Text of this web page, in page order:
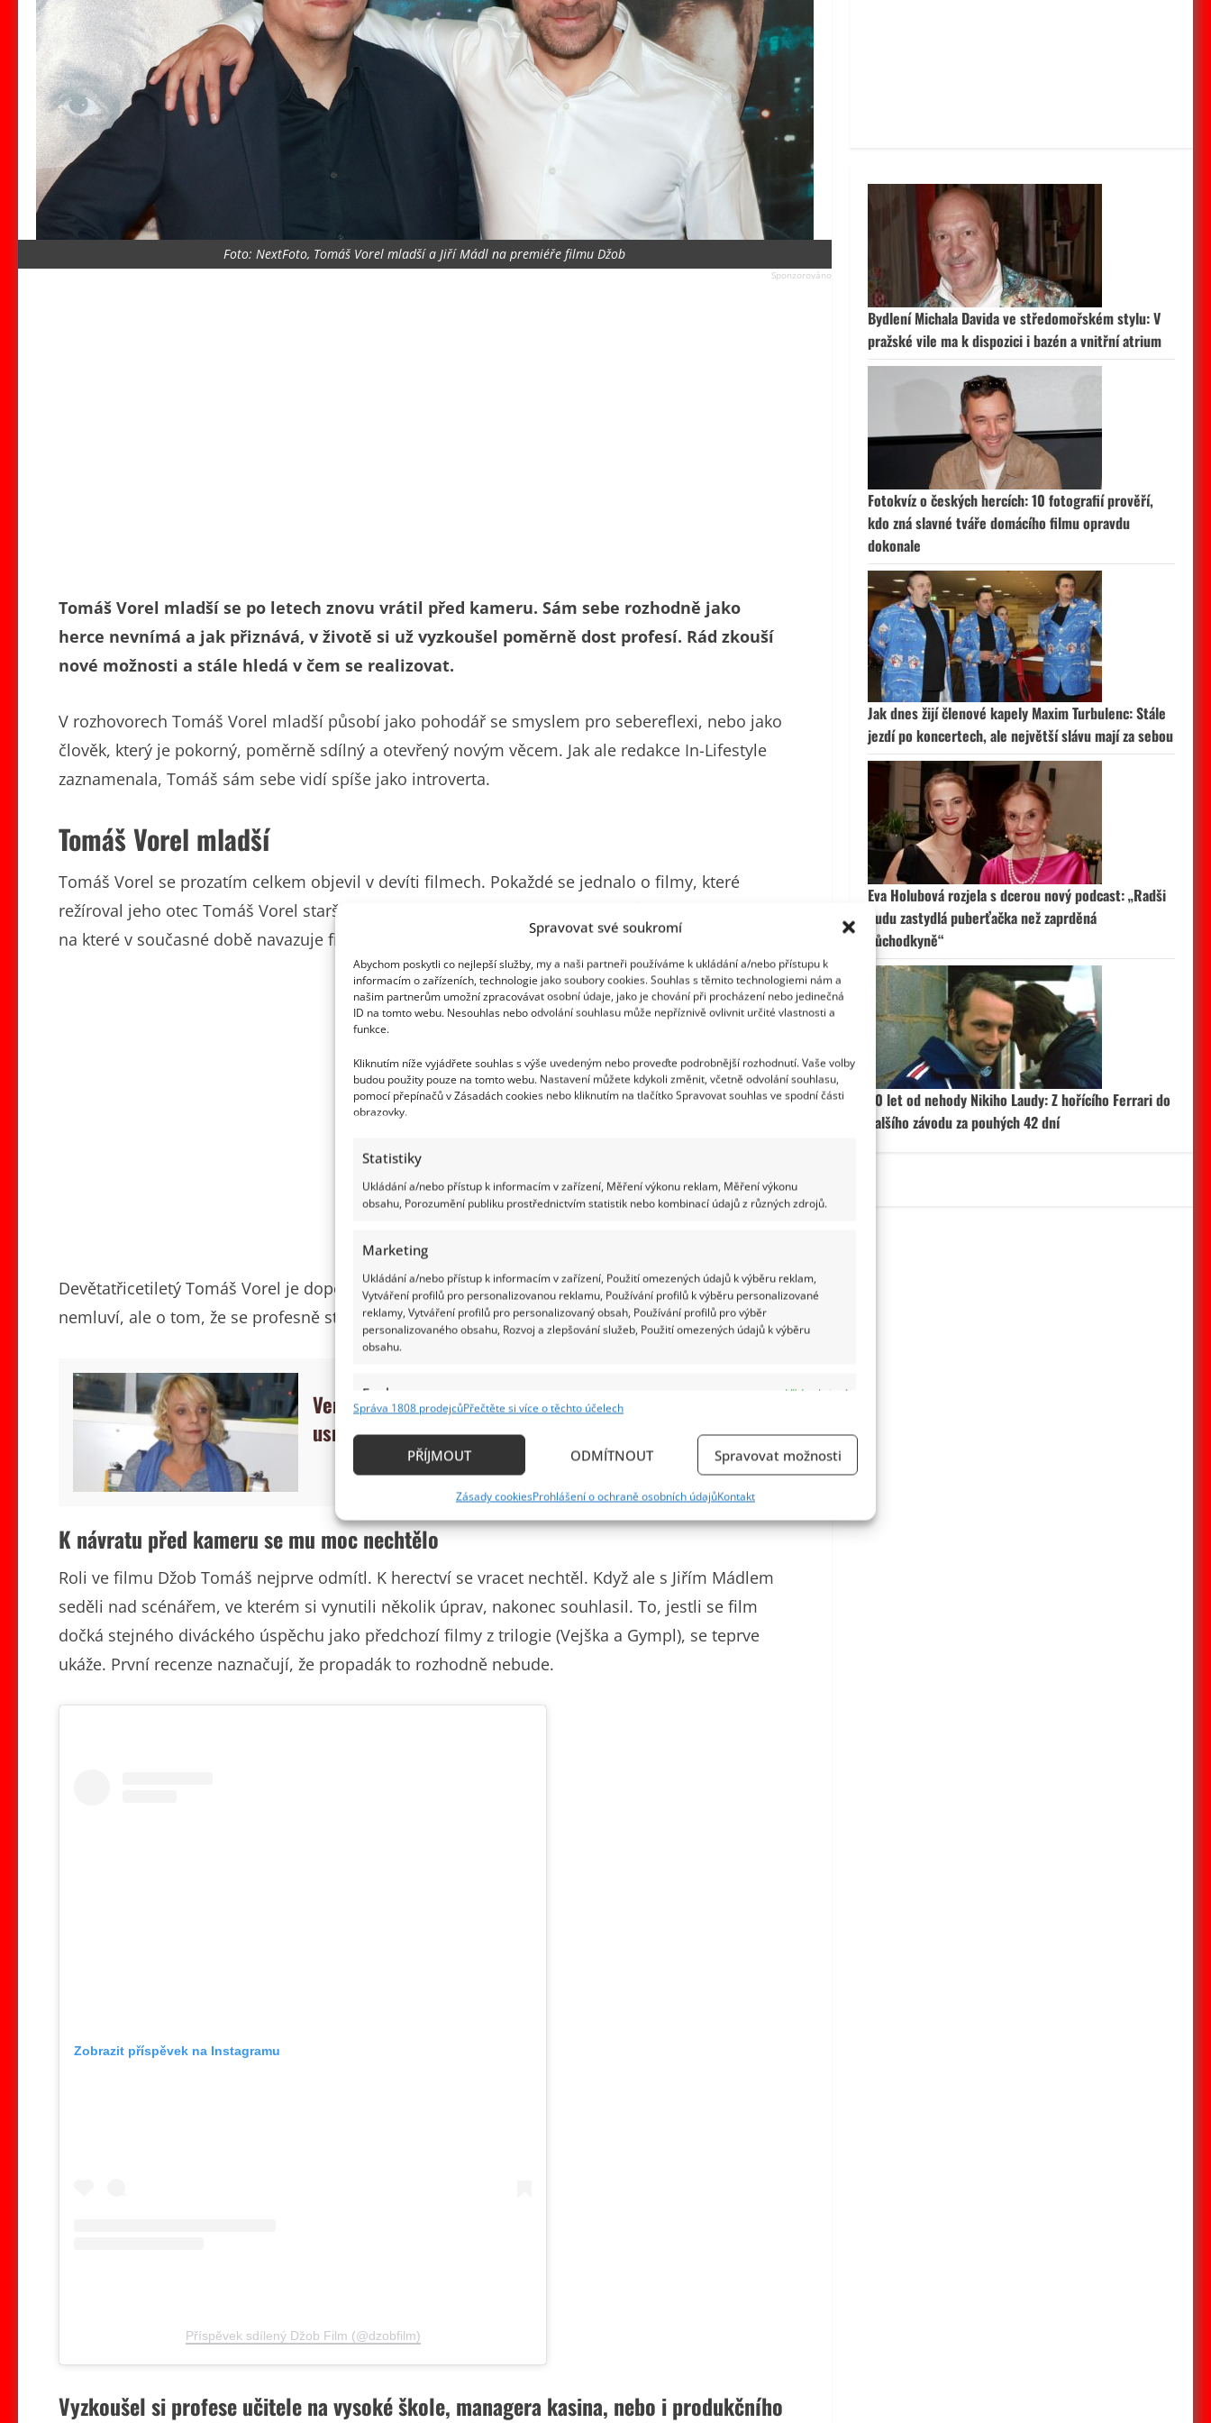
Spravovat své soukromí
Abychom poskytli co nejlepší služby, my a naši partneři používáme k ukládání a/nebo přístupu k
informacím o zařízeních, technologie jako soubory cookies. Souhlas s těmito technologiemi nám a
našim partnerům umožní zpracovávat osobní údaje, jako je chování při procházení nebo jedinečná
ID na tomto webu. Nesouhlas nebo odvolání souhlasu může nepříznivě ovlivnit určité vlastnosti a
funkce.
Kliknutím níže vyjádřete souhlas s výše uvedeným nebo proveďte podrobnější rozhodnutí. Vaše volby
budou použity pouze na tomto webu. Nastavení můžete kdykoli změnit, včetně odvolání souhlasu,
pomocí přepínačů v Zásadách cookies nebo kliknutím na tlačítko Spravovat souhlas ve spodní části
obrazovky.
Statistiky
Ukládání a/nebo přístup k informacím v zařízení, Měření výkonu reklam, Měření výkonu
obsahu, Porozumění publiku prostřednictvím statistik nebo kombinací údajů z různých zdrojů.
Marketing
Ukládání a/nebo přístup k informacím v zařízení, Použití omezených údajů k výběru reklam,
Vytváření profilů pro personalizovanou reklamu, Používání profilů k výběru personalizované
reklamy, Vytváření profilů pro personalizovaný obsah, Používání profilů pro výběr
personalizovaného obsahu, Rozvoj a zlepšování služeb, Použití omezených údajů k výběru
obsahu.
Funkce
Vždy aktivní
Identifikace zařízení na základě automaticky přenášených informací.
základě aktivně požadovaných informací.
Zajištění bezpečnosti, předcházení a zjišťování podvodů a
odstraňování chyb, Poskytování a zobrazování reklamy a
obsahu, Ukládání a sdělování voleb ochrany osobních údajů.
Správa 1808 prodejcůPřečtěte si více o těchto účelech
PŘÍJMOUT ODMÍTNOUT Spravovat možnosti
Zásady cookiesProhlášení o ochraně osobních údajůKontakt
Foto: NextFoto, Tomáš Vorel mladší a Jiří Mádl na premiéře filmu Džob
Tomáš Vorel mladší se po letech znovu vrátil před kameru. Sám sebe rozhodně jako
herce nevnímá a jak přiznává, v životě si už vyzkoušel poměrně dost profesí. Rád zkouší
nové možnosti a stále hledá v čem se realizovat.
V rozhovorech Tomáš Vorel mladší působí jako pohodář se smyslem pro sebereflexi, nebo jako
člověk, který je pokorný, poměrně sdílný a otevřený novým věcem. Jak ale redakce In-Lifestyle
zaznamenala, Tomáš sám sebe vidí spíše jako introverta.
Tomáš Vorel mladší
Tomáš Vorel se prozatím celkem objevil v devíti filmech. Pokaždé se jednalo o filmy, které
režíroval jeho otec Tomáš Vorel starší. Přes poměrně velkou popularitu filmů Gympl a Vejška,
na které v současné době navazuje film Džob, se Tomáš Vorel ml. považuje za neherce.
Devětatřicetiletý Tomáš Vorel je doposud svobodný a bezdětný. O láskách ve svém životě
nemluví, ale o tom, že se profesně stále hledá, problém mluvit nemá.
Veronika Jeníková se výrazně změnila, ale stále se
usmívá. V životě se vyrovnala s mnoha ztrátami
K návratu před kameru se mu moc nechtělo
Roli ve filmu Džob Tomáš nejprve odmítl. K herectví se vracet nechtěl. Když ale s Jiřím Mádlem
seděli nad scénářem, ve kterém si vynutili několik úprav, nakonec souhlasil. To, jestli se film
dočká stejného diváckého úspěchu jako předchozí filmy z trilogie (Vejška a Gympl), se teprve
ukáže. První recenze naznačují, že propadák to rozhodně nebude.
Zobrazit příspěvek na Instagramu
Příspěvek sdílený Džob Film (@dzobfilm)
Vyzkoušel si profese učitele na vysoké škole, managera kasina, nebo i produkčního
Bydlení Michala Davida ve středomořském stylu: V
pražské vile ma k dispozici i bazén a vnitřní atrium
Fotokvíz o českých hercích: 10 fotografií prověří,
kdo zná slavné tváře domácího filmu opravdu
dokonale
Jak dnes žijí členové kapely Maxim Turbulenc: Stále
jezdí po koncertech, ale největší slávu mají za sebou
Eva Holubová rozjela s dcerou nový podcast: „Radši
budu zastydlá puberťačka než zaprděná
důchodkyně“
50 let od nehody Nikiho Laudy: Z hořícího Ferrari do
dalšího závodu za pouhých 42 dní